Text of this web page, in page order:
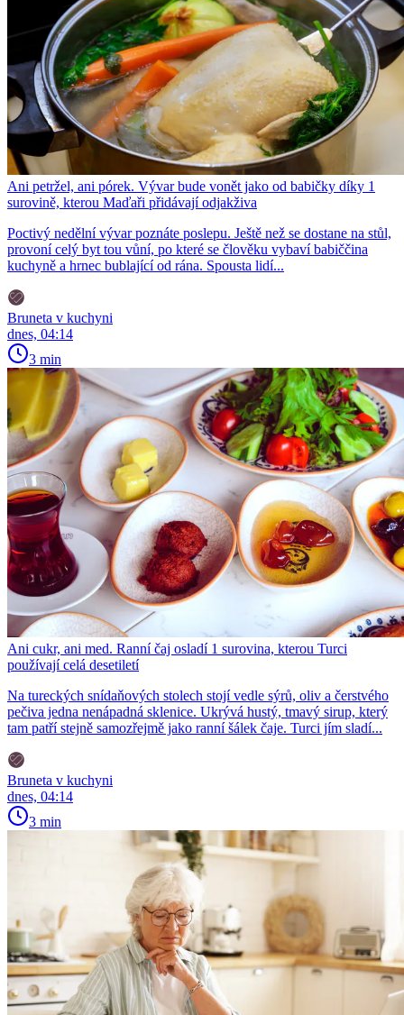
Ani petržel, ani pórek. Vývar bude vonět jako od babičky díky 1
surovině, kterou Maďaři přidávají odjakživa
Poctivý nedělní vývar poznáte poslepu. Ještě než se dostane na stůl,
provoní celý byt tou vůní, po které se člověku vybaví babiččina
kuchyně a hrnec bublající od rána. Spousta lidí...
Bruneta v kuchyni
dnes, 04:14
3 min
Ani cukr, ani med. Ranní čaj osladí 1 surovina, kterou Turci
používají celá desetiletí
Na tureckých snídaňových stolech stojí vedle sýrů, oliv a čerstvého
pečiva jedna nenápadná sklenice. Ukrývá hustý, tmavý sirup, který
tam patří stejně samozřejmě jako ranní šálek čaje. Turci jím sladí...
Bruneta v kuchyni
dnes, 04:14
3 min